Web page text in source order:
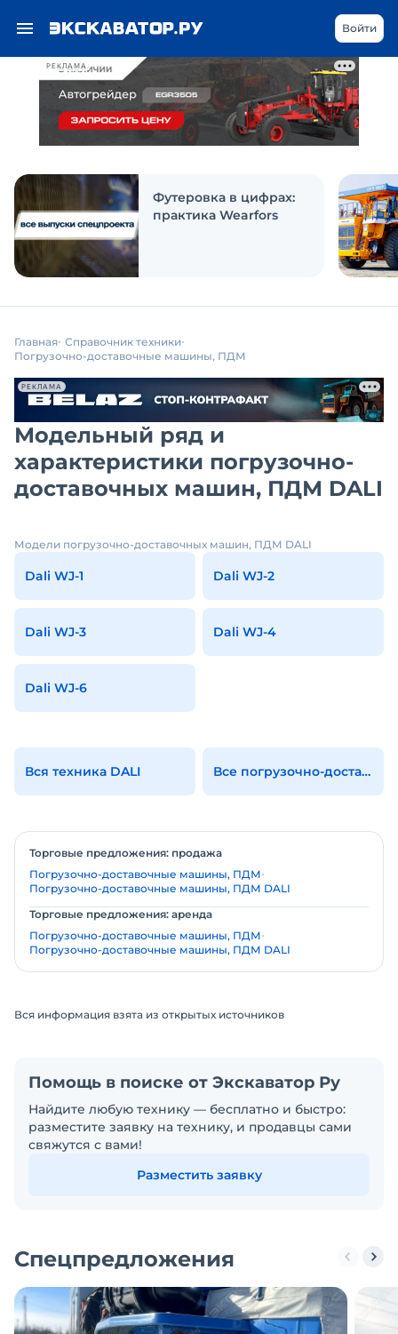
РЕКЛАМА
Войти
Футеровка в цифрах:
практика Wearfors
Главная Справочник техники
Погрузочно-доставочные машины, ПДМ
РЕКЛАМА
Модельный ряд и
характеристики погрузочно-
доставочных машин, ПДМ DALI
Модели погрузочно-доставочных машин, ПДМ DALI
Dali WJ-1 Dali WJ-2
Dali WJ-3 Dali WJ-4
Dali WJ-6
Вся техника DALI Все погрузочно-доставочные машины, пдм
Торговые предложения: продажа
Погрузочно-доставочные машины, ПДМ
Погрузочно-доставочные машины, ПДМ DALI
Торговые предложения: аренда
Погрузочно-доставочные машины, ПДМ
Погрузочно-доставочные машины, ПДМ DALI
Вся информация взята из открытых источников
Помощь в поиске от Экскаватор Ру
Найдите любую технику — бесплатно и быстро:
разместите заявку на технику, и продавцы сами
свяжутся с вами!
Разместить заявку
Спецпредложения